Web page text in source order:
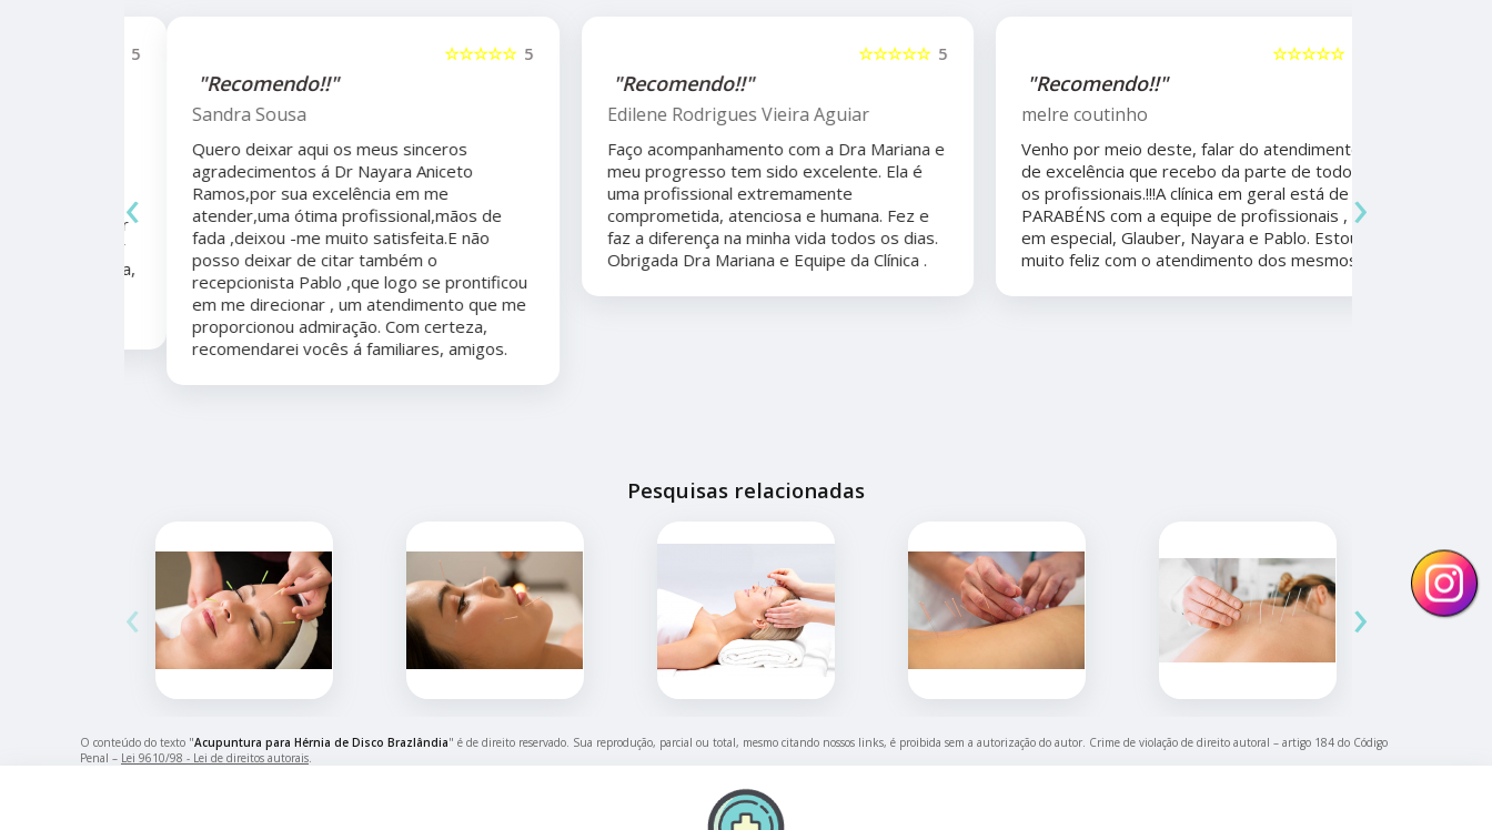
5
☆☆☆☆☆
"Recomendo!!"
Sandra Sousa
Quero deixar aqui os meus sinceros
agradecimentos á Dr Nayara Aniceto
Ramos,por sua excelência em me
atender,uma ótima profissional,mãos de
fada ,deixou -me muito satisfeita.E não
posso deixar de citar também o
recepcionista Pablo ,que logo se prontificou
em me direcionar , um atendimento que me
proporcionou admiração. Com certeza,
recomendarei vocês á familiares, amigos.
5
☆☆☆☆☆
"Recomendo!!"
Edilene Rodrigues Vieira Aguiar
Faço acompanhamento com a Dra Mariana e
meu progresso tem sido excelente. Ela é
uma profissional extremamente
comprometida, atenciosa e humana. Fez e
faz a diferença na minha vida todos os dias.
Obrigada Dra Mariana e Equipe da Clínica .
5
☆☆☆☆☆
"Recomendo!!"
melre coutinho
Venho por meio deste, falar do atendimento
de excelência que recebo da parte de todos
os profissionais.!!!A clínica em geral está de
PARABÉNS com a equipe de profissionais ,
em especial, Glauber, Nayara e Pablo. Estou
muito feliz com o atendimento dos mesmos.
‹ ›
Pesquisas relacionadas
‹ ›
O conteúdo do texto "Acupuntura para Hérnia de Disco Brazlândia" é de direito reservado. Sua reprodução, parcial ou total, mesmo citando nossos links, é proibida sem a autorização do autor. Crime de violação de direito autoral – artigo 184 do Código
Penal – Lei 9610/98 - Lei de direitos autorais